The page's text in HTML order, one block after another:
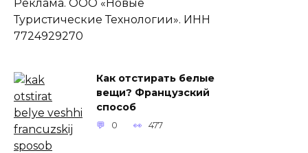
Реклама. ООО «Новые
Туристические Технологии». ИНН
7724929270
Как отстирать белые
вещи? Французский
способ
0 477